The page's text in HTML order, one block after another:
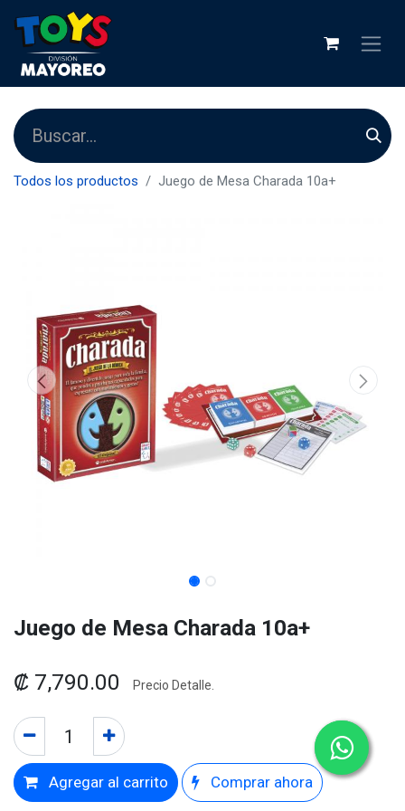
Todos los productos Juego de Mesa Charada 10a+
Juego de Mesa Charada 10a+
₡ 7,790.00 Precio Detalle.
Agregar al carrito Comprar ahora